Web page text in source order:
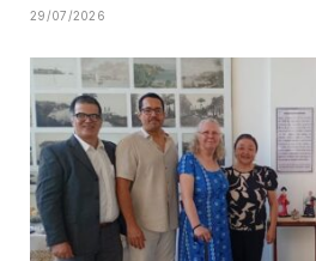
29/07/2026